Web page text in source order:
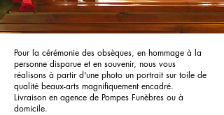
Pour la cérémonie des obsèques, en hommage à la
personne disparue et en souvenir, nous vous
réalisons à partir d'une photo un portrait sur toile de
qualité beaux-arts magnifiquement encadré.
Livraison en agence de Pompes Funèbres ou à
domicile.